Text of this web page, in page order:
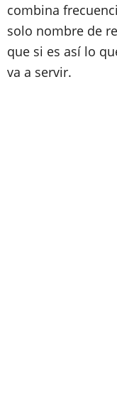
combina
solo nombre de
que si es así lo
va a servir.